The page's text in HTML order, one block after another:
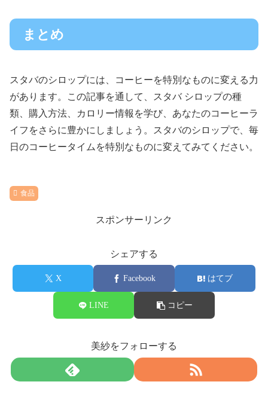
まとめ
スタバのシロップには、コーヒーを特別なものに変える力
があります。この記事を通して、スタバ シロップの種
類、購入方法、カロリー情報を学び、あなたのコーヒーラ
イフをさらに豊かにしましょう。スタバのシロップで、毎
日のコーヒータイムを特別なものに変えてみてください。
食品
スポンサーリンク
シェアする
X Facebook はてブ
LINE コピー
美紗をフォローする